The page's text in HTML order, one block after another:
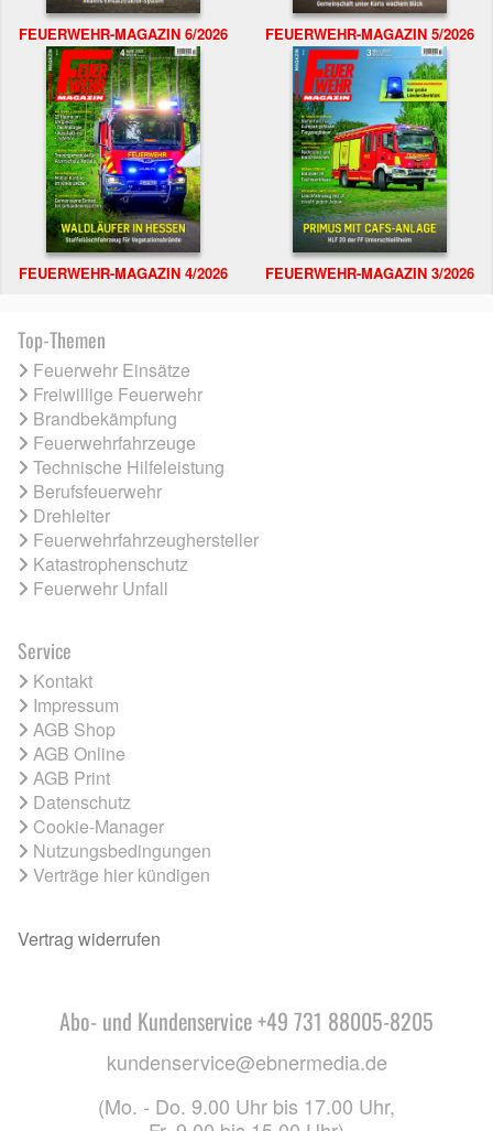
FEUERWEHR-MAGAZIN 6/2026 FEUERWEHR-MAGAZIN 5/2026
FEUERWEHR-MAGAZIN 4/2026 FEUERWEHR-MAGAZIN 3/2026
Top-Themen
Feuerwehr Einsätze
Freiwillige Feuerwehr
Brandbekämpfung
Feuerwehrfahrzeuge
Technische Hilfeleistung
Berufsfeuerwehr
Drehleiter
Feuerwehrfahrzeughersteller
Katastrophenschutz
Feuerwehr Unfall
Service
Kontakt
Impressum
AGB Shop
AGB Online
AGB Print
Datenschutz
Cookie-Manager
Nutzungsbedingungen
Verträge hier kündigen
Vertrag widerrufen
Abo- und Kundenservice +49 731 88005-8205
kundenservice@ebnermedia.de
(Mo. - Do. 9.00 Uhr bis 17.00 Uhr,